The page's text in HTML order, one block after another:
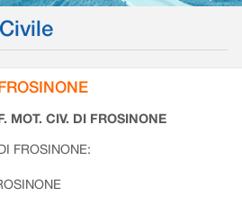
CIV. DI FROSINONE
FROSINONE: